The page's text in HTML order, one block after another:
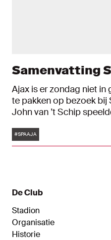
Samenvatting
Ajax is er zondag niet
te pakken op bezoek bij
John van ’t Schip
van invallers Chuba
terug van een 2-0-
Tags
#SPAAJA
De Club
Stadion
Organisatie
Historie